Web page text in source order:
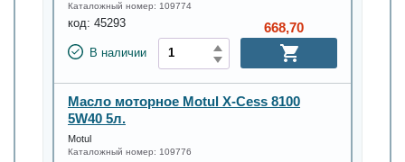
Каталожный номер: 109774
код: 45293
В наличии
668,70
Масло моторное Motul X-Cess 8100
5W40 5л.
Motul
Каталожный номер: 109776